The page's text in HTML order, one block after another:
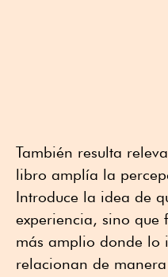
También resulta
libro amplía la
Introduce la idea de
experiencia, sino que
más amplio donde lo
relacionan de